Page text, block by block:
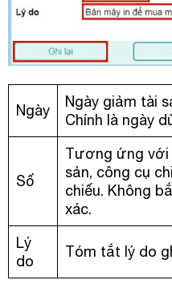
Ngày
Ngày giảm tài
Chính là ngày
Số
Tương ứng với
sản, công cụ
chiếu. Không
xác.
Lý
do
Tóm tắt lý do